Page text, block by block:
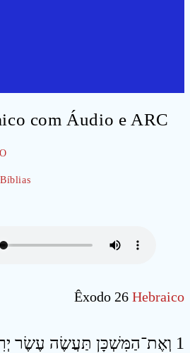
com Áudio e ARC
Bíblias
Êxodo 26 Hebraico
1 וְאֶת־הַמִּשְׁכָּן תַּעֲשֶׂה עֶשֶׂר